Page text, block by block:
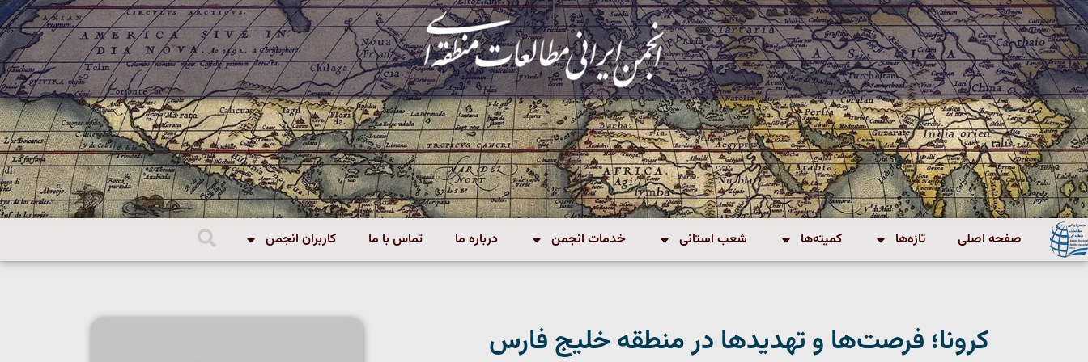
صفحه اصلی تازه‌ها کمیته‌ها شعب استانی خدمات انجمن درباره ما تماس با ما کاربران انجمن
کرونا؛ فرصت‌ها و تهدیدها در منطقه خلیج فارس